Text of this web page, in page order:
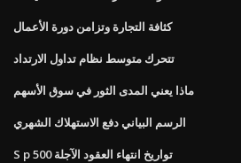
كثافة التجارة وتزامن دورة الأعمال
تتحرك متوسط ​​نظام تداول الارتداد
ماذا يعني المدى الثور في سوق الأسهم
الرسم البياني دفع الاستهلاك الشهري
S p 500 تواريخ انتهاء العقود الآجلة